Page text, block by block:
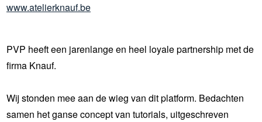
www.atelierknauf.be
PVP heeft een jarenlange en heel loyale partnership met de
firma Knauf.
Wij stonden mee aan de wieg van dit platform. Bedachten
samen het ganse concept van tutorials, uitgeschreven